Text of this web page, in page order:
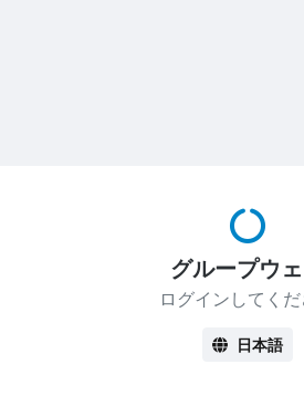
グループウ
ログインしてく
日本語